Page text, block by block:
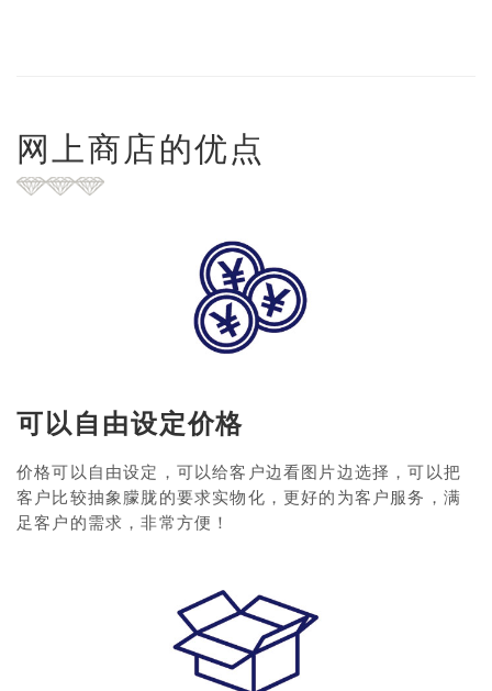
网上商店的优点
可以自由设定价格
价格可以自由设定，可以给客户边看图片边选择，可以把
客户比较抽象朦胧的要求实物化，更好的为客户服务，满
足客户的需求，非常方便！